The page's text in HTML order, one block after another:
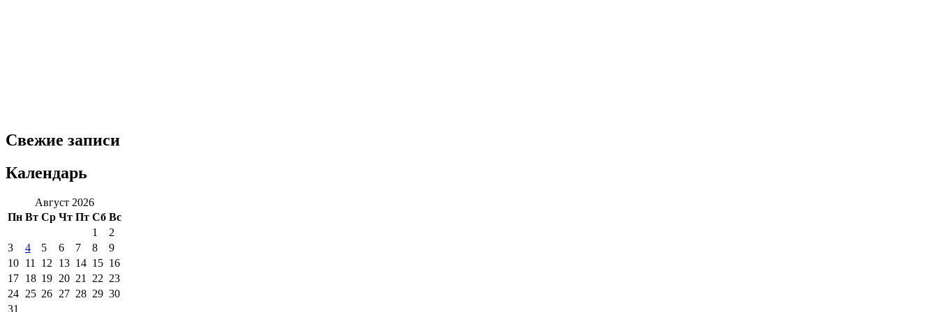
Свежие записи
Календарь
Август 2026
Пн Вт Ср Чт Пт Сб Вс
1
2
3
4 5 6 7 8
9
10 11 12 13 14 15 16
17 18 19 20 21 22 23
24 25 26 27 28 29 30
31